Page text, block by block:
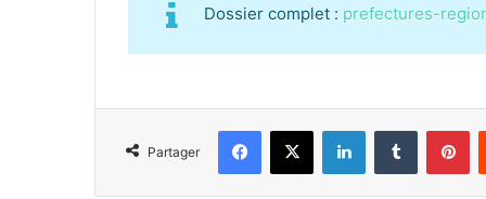
Dossier complet : prefectures-
Partager